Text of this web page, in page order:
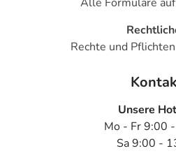
Rechte und
Unsere
Mo - Fr 9:00
Sa 9:00 -